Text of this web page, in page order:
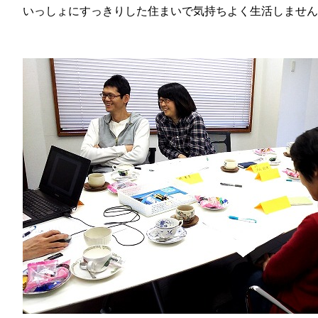
いっしょにすっきりした住まいで気持ちよく生活しませ